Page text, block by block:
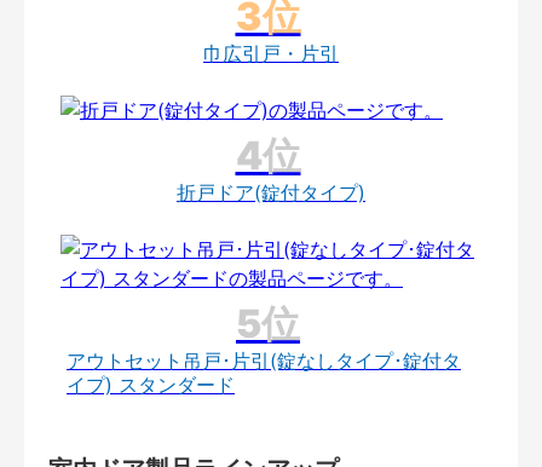
巾広引戸・片引
折戸ドア(錠付タイプ)
アウトセット吊戸･片引(錠なしタイプ･錠付タ
イプ) スタンダード